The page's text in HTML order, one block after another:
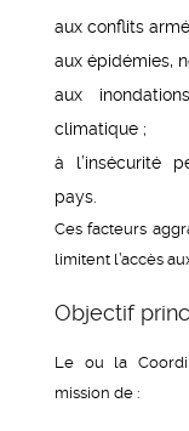
aux conflits
aux épidémies,
aux
climatique ;
à l’insécurité
pays.
Ces facteurs
limitent l’accès
Objectif
Le ou la
mission de :